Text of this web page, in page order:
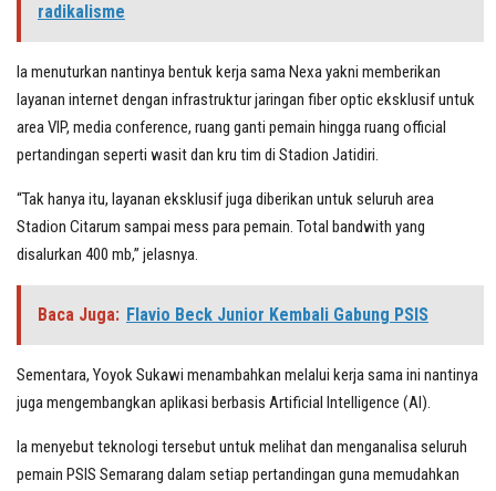
radikalisme
Ia menuturkan nantinya bentuk kerja sama Nexa yakni memberikan
layanan internet dengan infrastruktur jaringan fiber optic eksklusif untuk
area VIP, media conference, ruang ganti pemain hingga ruang official
pertandingan seperti wasit dan kru tim di Stadion Jatidiri.
“Tak hanya itu, layanan eksklusif juga diberikan untuk seluruh area
Stadion Citarum sampai mess para pemain. Total bandwith yang
disalurkan 400 mb,” jelasnya.
Baca Juga: Flavio Beck Junior Kembali Gabung PSIS
Sementara, Yoyok Sukawi menambahkan melalui kerja sama ini nantinya
juga mengembangkan aplikasi berbasis Artificial Intelligence (AI).
Ia menyebut teknologi tersebut untuk melihat dan menganalisa seluruh
pemain PSIS Semarang dalam setiap pertandingan guna memudahkan